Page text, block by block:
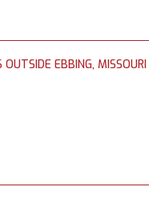
OUTSIDE EBBING, MISSOURI